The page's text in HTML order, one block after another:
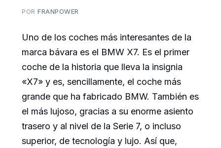
PORFRANPOWER
Uno de los coches más interesantes de la
marca bávara es el BMW X7. Es el primer
coche de la historia que lleva la insignia
«X7» y es, sencillamente, el coche más
grande que ha fabricado BMW. También es
el más lujoso, gracias a su enorme asiento
trasero y al nivel de la Serie 7, o incluso
superior, de tecnología y lujo. Así que,